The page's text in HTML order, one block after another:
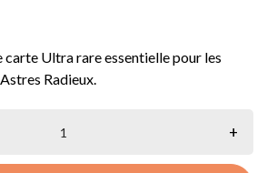
carte Ultra rare essentielle pour les
Radieux.
+